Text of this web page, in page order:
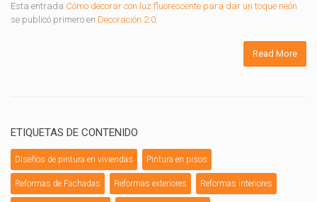
Esta entrada Cómo decorar con luz fluorescente para dar un toque neón
se publicó primero en Decoración 2.0.
Read More
ETIQUETAS DE CONTENIDO
Diseños de pintura en viviendas Pintura en pisos
Reformas de Fachadas Reformas exteriores Reformas interiores